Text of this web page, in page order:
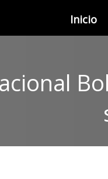
Inicio